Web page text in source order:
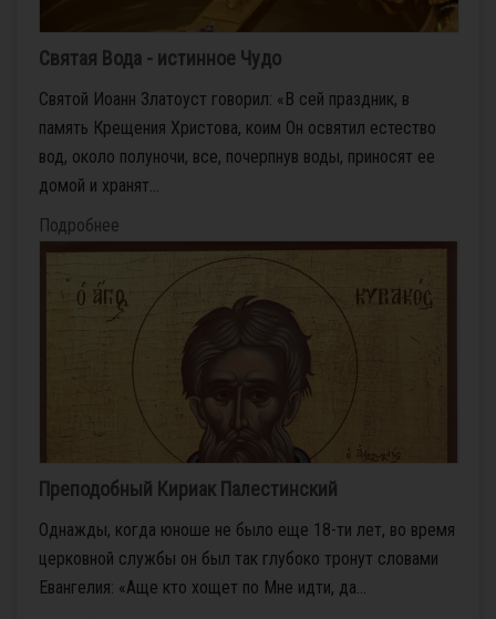
Святая Вода - истинное Чудо
Святой Иоанн Златоуст говорил: «В сей праздник, в
память Крещения Христова, коим Он освятил естество
вод, около полуночи, все, почерпнув воды, приносят ее
домой и хранят...
Подробнее
Преподобный Кириак Палестинский
Од­на­жды, ко­гда юно­ше не бы­ло еще 18-ти лет, во вре­мя
цер­ков­ной служ­бы он был так глу­бо­ко тро­нут сло­ва­ми
Еван­ге­лия: «Аще кто хо­щет по Мне ид­ти, да...